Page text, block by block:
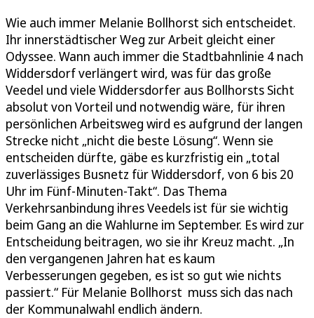
Wie auch immer Melanie Bollhorst sich entscheidet.
Ihr innerstädtischer Weg zur Arbeit gleicht einer
Odyssee. Wann auch immer die Stadtbahnlinie 4 nach
Widdersdorf verlängert wird, was für das große
Veedel und viele Widdersdorfer aus Bollhorsts Sicht
absolut von Vorteil und notwendig wäre, für ihren
persönlichen Arbeitsweg wird es aufgrund der langen
Strecke nicht „nicht die beste Lösung“. Wenn sie
entscheiden dürfte, gäbe es kurzfristig ein „total
zuverlässiges Busnetz für Widdersdorf, von 6 bis 20
Uhr im Fünf-Minuten-Takt“. Das Thema
Verkehrsanbindung ihres Veedels ist für sie wichtig
beim Gang an die Wahlurne im September. Es wird zur
Entscheidung beitragen, wo sie ihr Kreuz macht. „In
den vergangenen Jahren hat es kaum
Verbesserungen gegeben, es ist so gut wie nichts
passiert.“ Für Melanie Bollhorst muss sich das nach
der Kommunalwahl endlich ändern.